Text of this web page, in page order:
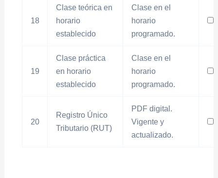
18
Clase teórica en
horario
establecido
Clase en el
horario
programado.
19
Clase práctica
en horario
establecido
Clase en el
horario
programado.
20
Registro Único
Tributario (RUT)
PDF digital.
Vigente y
actualizado.